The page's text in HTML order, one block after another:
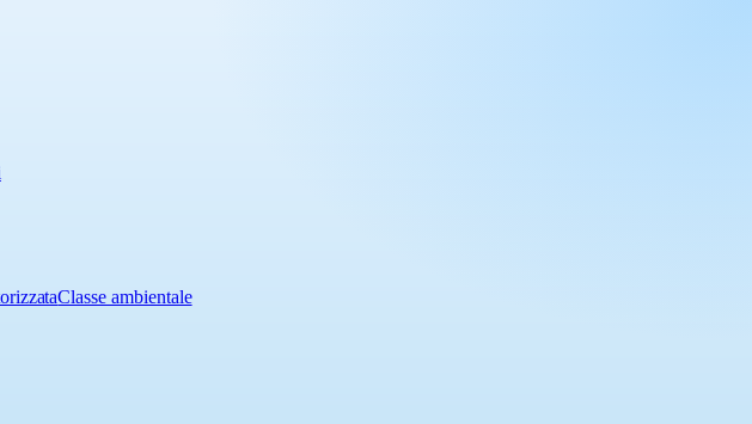
Classe ambientale